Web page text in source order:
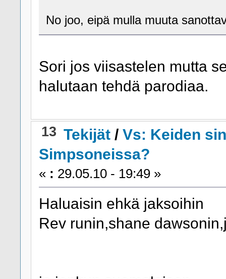
No joo, eipä mulla muuta
Sori jos viisastelen mutta
halutaan tehdä parodiaa.
13 Tekijät /Vs: Keiden
Simpsoneissa?
« : 29.05.10 - 19:49 »
Haluaisin ehkä jaksoihin
Rev runin,shane